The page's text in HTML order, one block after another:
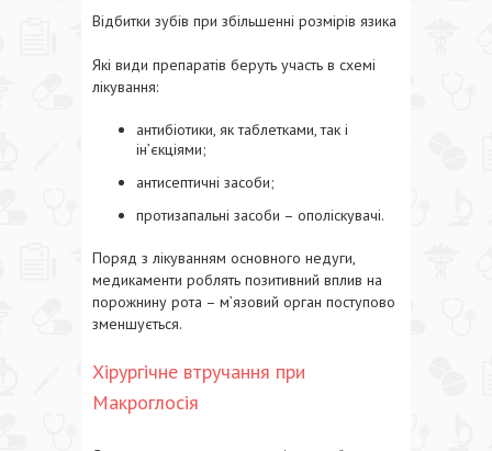
Відбитки зубів при збільшенні розмірів язика
Які види препаратів беруть участь в схемі
лікування:
антибіотики, як таблетками, так і
ін’єкціями;
антисептичні засоби;
протизапальні засоби – ополіскувачі.
Поряд з лікуванням основного недуги,
медикаменти роблять позитивний вплив на
порожнину рота – м’язовий орган поступово
зменшується.
Хірургічне втручання при
Макроглосія